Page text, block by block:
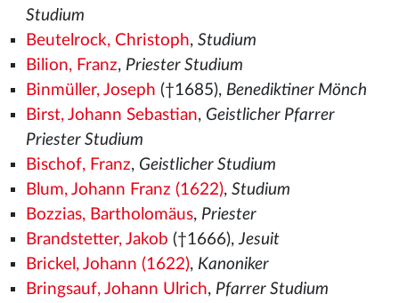
Studium
Beutelrock, Christoph, Studium
Bilion, Franz, Priester Studium
Binmüller, Joseph (†1685), Benediktiner Mönch
Birst, Johann Sebastian, Geistlicher Pfarrer
Priester Studium
Bischof, Franz, Geistlicher Studium
Blum, Johann Franz (1622), Studium
Bozzias, Bartholomäus, Priester
Brandstetter, Jakob (†1666),Jesuit
Brickel, Johann (1622), Kanoniker
Bringsauf, Johann Ulrich, Pfarrer Studium